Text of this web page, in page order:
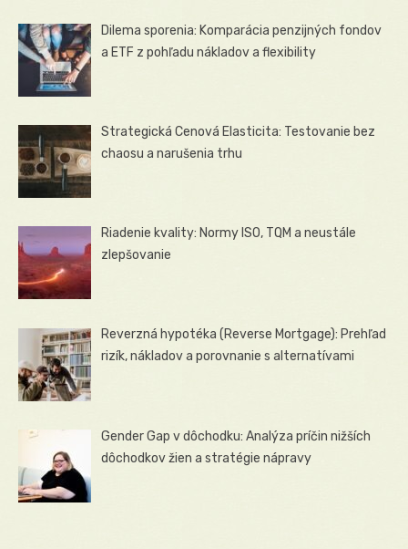
Dilema sporenia: Komparácia penzijných fondov
a ETF z pohľadu nákladov a flexibility
Strategická Cenová Elasticita: Testovanie bez
chaosu a narušenia trhu
Riadenie kvality: Normy ISO, TQM a neustále
zlepšovanie
Reverzná hypotéka (Reverse Mortgage): Prehľad
rizík, nákladov a porovnanie s alternatívami
Gender Gap v dôchodku: Analýza príčin nižších
dôchodkov žien a stratégie nápravy